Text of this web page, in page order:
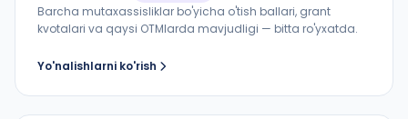
Barcha mutaxassisliklar bo'yicha o'tish ballari, grant
kvotalari va qaysi OTMlarda mavjudligi — bitta ro'yxatda.
Yo'nalishlarni ko'rish